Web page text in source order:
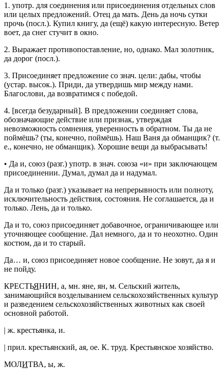
1. употр. для соединения или присоединения отдельных слов
или целых предложений. Отец да мать. День да ночь сутки
прочь (посл.). Купил книгу, да (ещё) какую интересную. Ветер
воет, да снег стучит в окно.
2. Выражает противопоставление, но, однако. Мал золотник,
да дорог (посл.).
3. Присоединяет предложение со знач. цели: дабы, чтобы
(устар. высок.). Приди, да утвердишь мир между нами.
Благослови, да возвратимся с победой.
4. [всегда безударный]. В предложении соединяет слова,
обозначающие действие или признак, утверждая
невозможность сомнения, уверенность в обратном. Ты да не
поймёшь? (ты, конечно, поймёшь). Наш Ваня да обманщик? (т.
е., конечно, не обманщик). Хорошие вещи да выбрасывать!
• Да и, союз (разг.) употр. в знач. союза «и» при заключающем
присоединении. Думал, думал да и надумал.
Да и только (разг.) указывает на непрерывность или полноту,
исключительность действия, состояния. Не соглашается, да и
только. Лень, да и только.
Да и то, союз присоединяет добавочное, ограничивающее или
уточняющее сообщение. Дал немного, да и то неохотно. Один
костюм, да и то старый.
Да… и, союз присоединяет новое сообщение. Не зовут, да я и
не пойду.
КРЕСТЬЯНИН, а, мн. яне, ян, м. Сельский житель,
занимающийся возделыванием сельскохозяйственных культур
и разведением сельскохозяйственных животных как своей
основной работой.
| ж. крестьянка, и.
| прил. крестьянский, ая, ое. К. труд. Крестьянское хозяйство.
МОЛИТВА, ы, ж.